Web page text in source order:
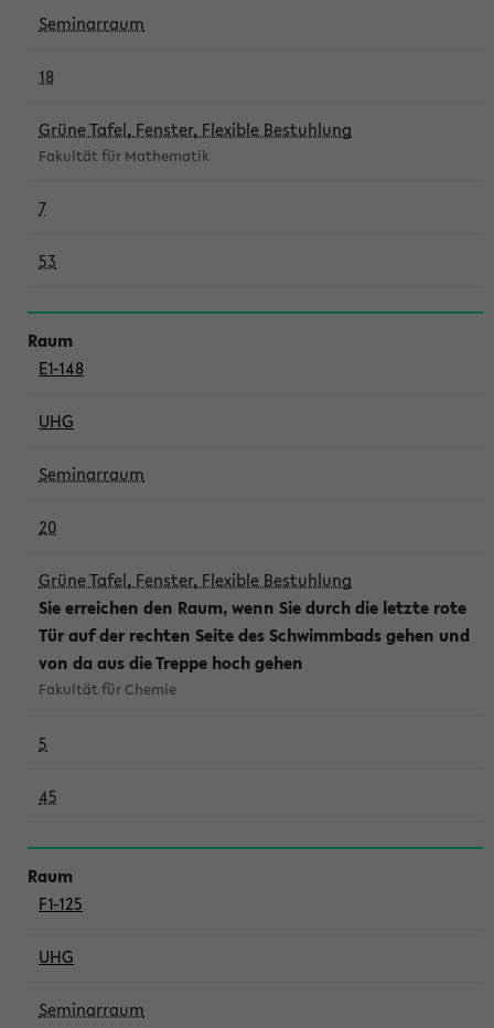
Seminarraum
18
Grüne Tafel, Fenster, Flexible Bestuhlung
Fakultät für Mathematik
7
53
E1-148
UHG
Seminarraum
20
Grüne Tafel, Fenster, Flexible Bestuhlung
Sie erreichen den Raum, wenn Sie durch die letzte rote
Tür auf der rechten Seite des Schwimmbads gehen und
von da aus die Treppe hoch gehen
Fakultät für Chemie
5
45
F1-125
UHG
Seminarraum